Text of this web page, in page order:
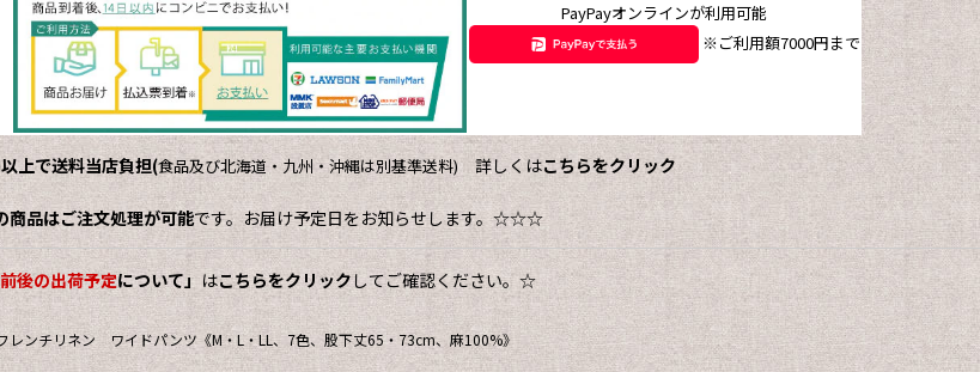
PayPayオンラインが利用可能
※ご利用額7000円まで
上で送料当店負担(食品及び北海道・九州・沖縄は別基準送料)詳しくはこちらをクリック
商品はご注文処理が可能です。お届け予定日をお知らせします。☆☆☆
後の出荷予定について」 はこちらをクリックしてご確認ください。☆
ンチリネン ワイドパンツ《M・L・LL、7色、股下丈65・73cm、麻100%》